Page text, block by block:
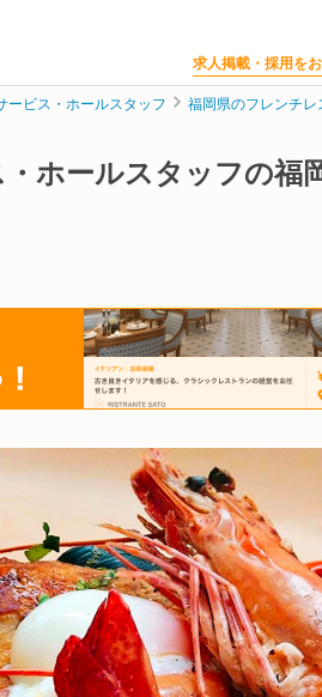
求人掲載・採用を
ービス・ホールスタッフ 福岡県のフレンチ
ホールスタッフの福